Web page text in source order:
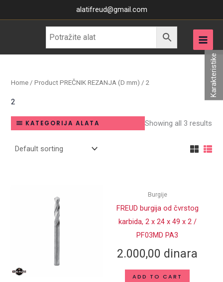
to
alatifreud@gmail.com
Home / Product PREČNIK REZANJA (D mm) / 2
2
KATEGORIJA ALATA Showing all 3 results
Burgije
FREUD burgija od čvrstog
karbida, 2 x 24 x 49 x 2 /
PF03MD PA3
2.000,00 dinara
ADD TO CART
Karakteristike